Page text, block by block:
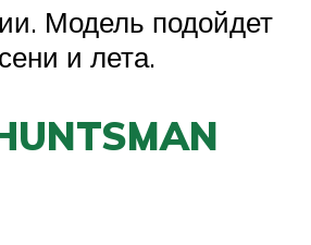
Модель подойдет
и лета.